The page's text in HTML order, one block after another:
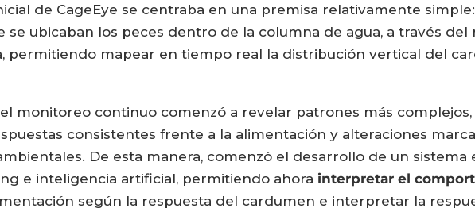
de CageEye se centraba en una premisa relativamente
se ubicaban los peces dentro de la columna de agua, a través del
permitiendo mapear en tiempo real la distribución vertical del
monitoreo continuo comenzó a revelar patrones más
consistentes frente a la alimentación y alteraciones
De esta manera, comenzó el desarrollo de un
e inteligencia artificial, permitiendo ahora interpretar el
según la respuesta del cardumen e interpretar la